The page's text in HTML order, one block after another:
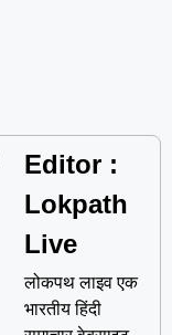
Editor :
Lokpath
Live
लोकपथ लाइव एक
भारतीय हिंदी